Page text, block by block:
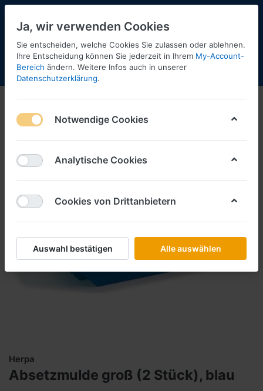
Menü Anmelden Shopaktualisierung
Herpa
Absetzmulde groß (2 Stück), blau
Ja, wir verwenden Cookies
Sie entscheiden, welche Cookies Sie zulassen oder ablehnen.
Ihre Entscheidung können Sie jederzeit in Ihrem My-Account-
Bereich ändern. Weitere Infos auch in unserer
Datenschutzerklärung.
Notwendige Cookies
Analytische Cookies
Cookies von Drittanbietern
Auswahl bestätigen Alle auswählen